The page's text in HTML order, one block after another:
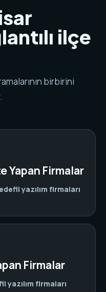
ilçe
birbirini
Yapan Firmalar
yazılım firmaları
Firmalar
yazılım firmaları